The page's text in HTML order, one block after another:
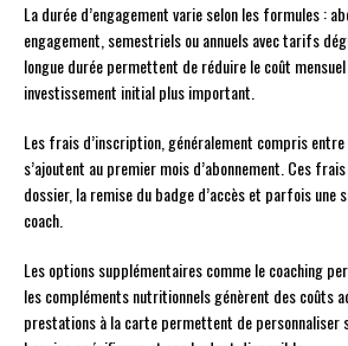
La durée d’engagement varie selon les formules :
engagement, semestriels ou annuels avec tarifs
longue durée permettent de réduire le coût
investissement initial plus important.
Les frais d’inscription, généralement compris
s’ajoutent au premier mois d’abonnement. Ces
dossier, la remise du badge d’accès et parfois une
coach.
Les options supplémentaires comme le coaching
les compléments nutritionnels génèrent des coûts
prestations à la carte permettent de personnaliser